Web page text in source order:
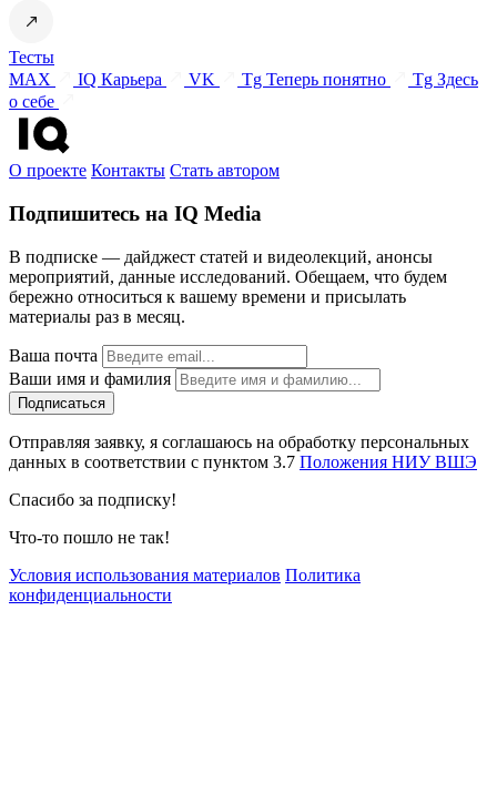
Тесты
MAX
IQ Карьера VK Tg Теперь понятно
Tg Здесь
о себе
О проекте Контакты Стать автором
Подпишитесь на IQ Media
В подписке — дайджест статей и видеолекций, анонсы
мероприятий, данные исследований. Обещаем, что будем
бережно относиться к вашему времени и присылать
материалы раз в месяц.
Ваша почта
Ваши имя и фамилия
Отправляя заявку, я соглашаюсь на обработку персональных
данных в соответствии с пунктом 3.7 Положения НИУ ВШЭ
Спасибо за подписку!
Что-то пошло не так!
Условия использования материалов Политика
конфиденциальности